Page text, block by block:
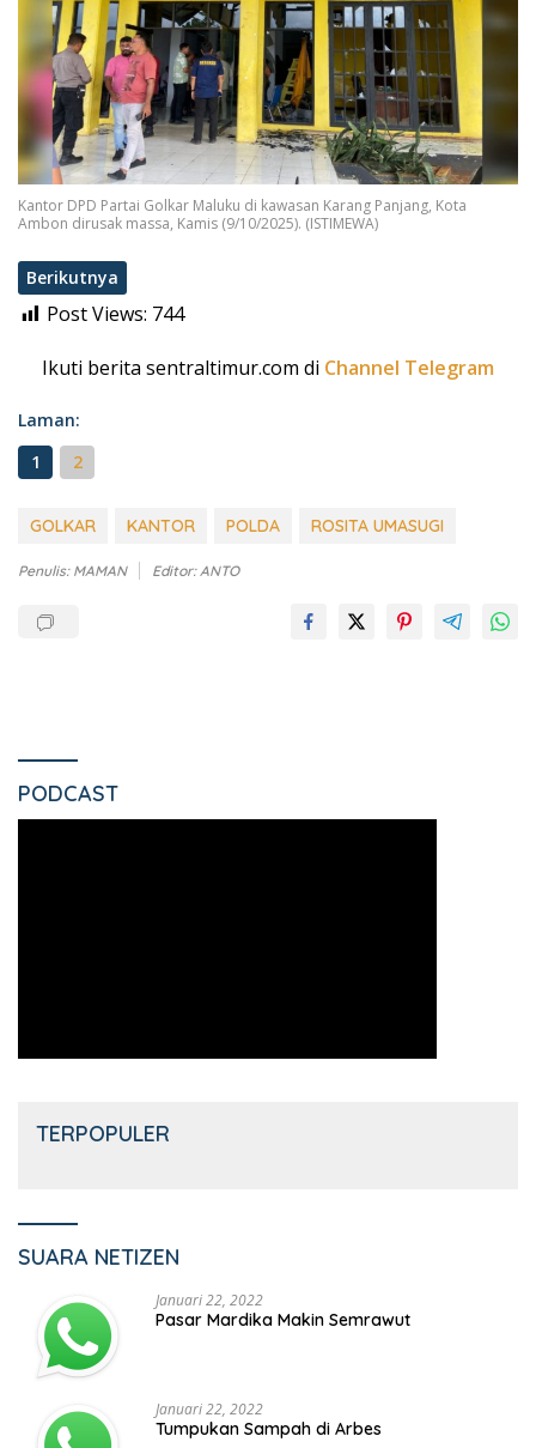
Kantor DPD Partai Golkar Maluku di kawasan Karang Panjang, Kota
Ambon dirusak massa, Kamis (9/10/2025). (ISTIMEWA)
Berikutnya
Post Views: 744
Ikuti berita sentraltimur.com di Channel Telegram
Laman:
1
2
GOLKAR KANTOR POLDA ROSITA UMASUGI
Penulis: MAMAN Editor: ANTO
PODCAST
TERPOPULER
SUARA NETIZEN
Januari 22, 2022
Pasar Mardika Makin Semrawut
Januari 22, 2022
Tumpukan Sampah di Arbes